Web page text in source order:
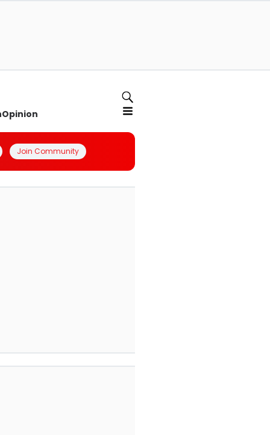
Opinion
Join Community